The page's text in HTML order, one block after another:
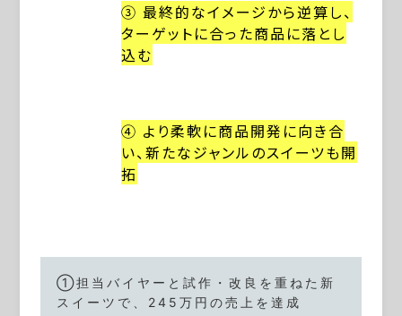
③ 最終的なイメージから逆算し、
ターゲットに合った商品に落とし
込む
④ より柔軟に商品開発に向き合
い、新たなジャンルのスイーツも開
拓
①担当バイヤーと試作・改良を重ねた新
スイーツで、245万円の売上を達成